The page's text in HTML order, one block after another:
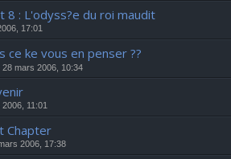
8 : L'odyss?e du roi maudit
17:01
ce ke vous en penser ??
28 mars 2006, 10:34
11:01
Chapter
2006, 17:38